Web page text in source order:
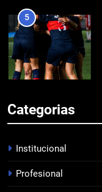
5
7
Categorias
Institucional
Profesional